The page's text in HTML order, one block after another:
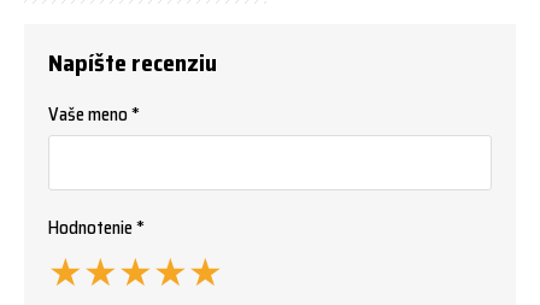
Napíšte recenziu
Vaše meno *
Hodnotenie *
★
★
★
★
★